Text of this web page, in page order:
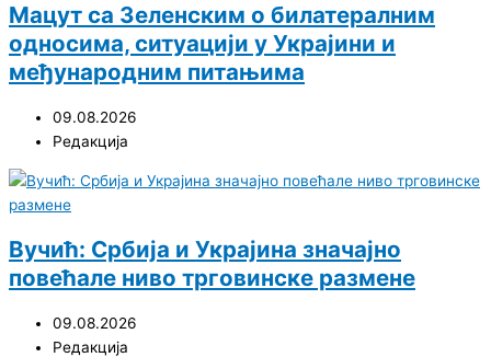
Мацут са Зеленским о билатералним
односима, ситуацији у Украјини и
међународним питањима
09.08.2026
Редакција
Вучић: Србија и Украјина значајно
повећале ниво трговинске размене
09.08.2026
Редакција